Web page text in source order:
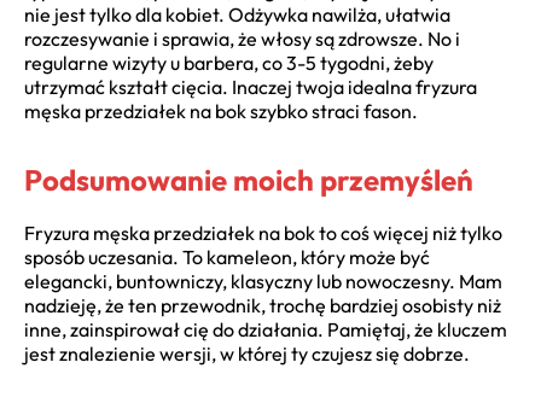
nie jest tylko dla kobiet. Odżywka nawilża, ułatwia
rozczesywanie i sprawia, że włosy są zdrowsze. No i
regularne wizyty u barbera, co 3-5 tygodni, żeby
utrzymać kształt cięcia. Inaczej twoja idealna fryzura
męska przedziałek na bok szybko straci fason.
Podsumowanie moich przemyśleń
Fryzura męska przedziałek na bok to coś więcej niż tylko
sposób uczesania. To kameleon, który może być
elegancki, buntowniczy, klasyczny lub nowoczesny. Mam
nadzieję, że ten przewodnik, trochę bardziej osobisty niż
inne, zainspirował cię do działania. Pamiętaj, że kluczem
jest znalezienie wersji, w której ty czujesz się dobrze.